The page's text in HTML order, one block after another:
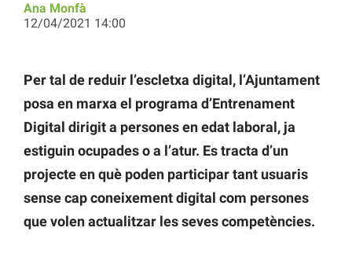
Ana Monfà
12/04/2021 14:00
Per tal de reduir l’escletxa digital, l’Ajuntament
posa en marxa el programa d’Entrenament
Digital dirigit a persones en edat laboral, ja
estiguin ocupades o a l’atur. Es tracta d’un
projecte en què poden participar tant usuaris
sense cap coneixement digital com persones
que volen actualitzar les seves competències.